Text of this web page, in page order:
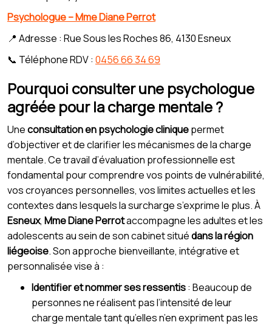
Psychologue – Mme Diane Perrot
📍 Adresse : Rue Sous les Roches 86, 4130 Esneux
📞 Téléphone RDV : 0456 66 34 69
Pourquoi consulter une psychologue
agréée pour la charge mentale ?
Uneconsultation en psychologie cliniquepermet
d’objectiver et de clarifier les mécanismes de la charge
mentale. Ce travail d’évaluation professionnelle est
fondamental pour comprendre vos points de vulnérabilité,
vos croyances personnelles, vos limites actuelles et les
contextes dans lesquels la surcharge s’exprime le plus. À
Esneux, Mme Diane Perrotaccompagne les adultes et les
adolescents au sein de son cabinet situédans la région
liégeoise. Son approche bienveillante, intégrative et
personnalisée vise à :
Identifier et nommer ses ressentis: Beaucoup de
personnes ne réalisent pas l’intensité de leur
charge mentale tant qu’elles n’en expriment pas les